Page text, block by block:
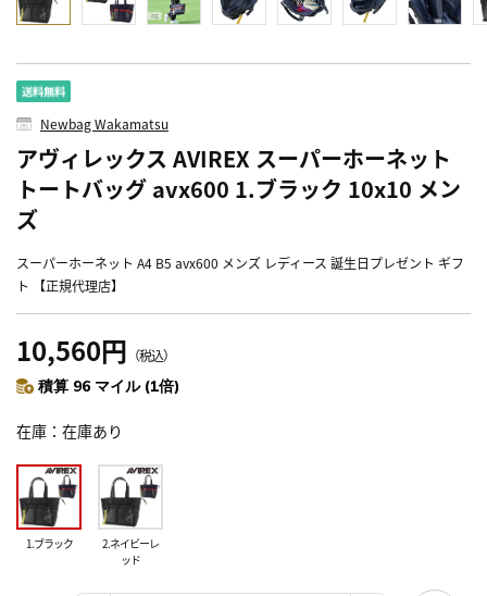
Newbag Wakamatsu
アヴィレックス AVIREX スーパーホーネット
トートバッグ avx600 1.ブラック 10x10 メン
ズ
スーパーホーネット A4 B5 avx600 メンズ レディース 誕生日プレゼント ギフ
ト 【正規代理店】
10,560円 （税込）
積算 96 マイル (1倍)
在庫 在庫あり
1.ブラック
2.ネイビーレ
ッド